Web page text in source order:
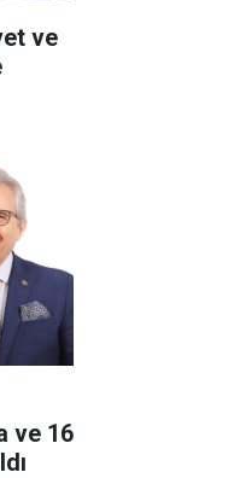
ve
ve 16